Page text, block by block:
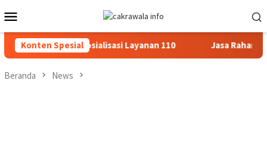
ke
kontenMobile
Konten Spesial
dan Sosialisasi Layanan 110 Jasa Raharja
Beranda News